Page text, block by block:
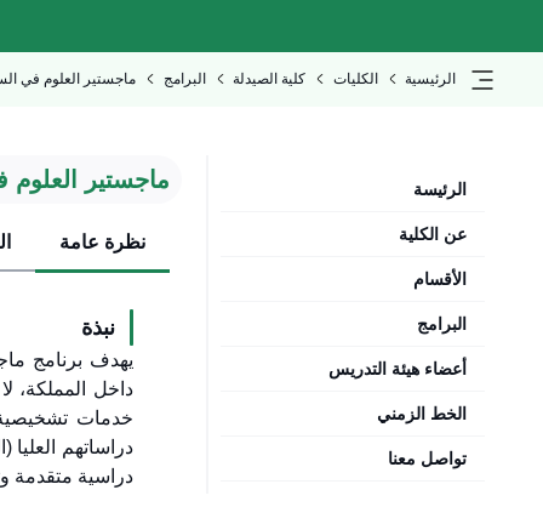
الرئيسية الكليات كلية الصيدلة البرامج ماجستير العلوم في
الرئيسة
عن الكلية
الأقسام
البرامج
أعضاء هيئة التدريس
الخط الزمني
تواصل معنا
ماجستير العلوم
نظرة عامة
نبذة
يهدف برنامج
داخل المملكة،
خدمات تشخيصية
دراساتهم
دراسية متقدمة